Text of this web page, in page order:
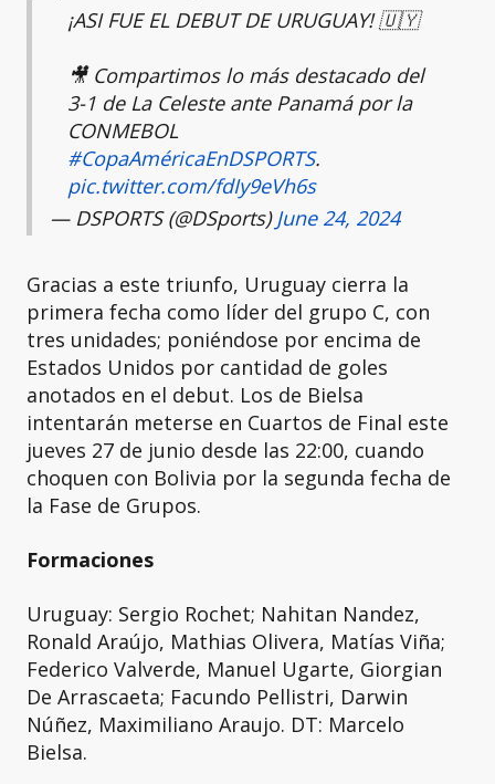
¡ASI FUE EL DEBUT DE URUGUAY! 🇺🇾
🎥 Compartimos lo más destacado del
3-1 de La Celeste ante Panamá por la
CONMEBOL
#CopaAméricaEnDSPORTS.
pic.twitter.com/fdIy9eVh6s
— DSPORTS (@DSports) June 24, 2024
Gracias a este triunfo, Uruguay cierra la
primera fecha como líder del grupo C, con
tres unidades; poniéndose por encima de
Estados Unidos por cantidad de goles
anotados en el debut. Los de Bielsa
intentarán meterse en Cuartos de Final este
jueves 27 de junio desde las 22:00, cuando
choquen con Bolivia por la segunda fecha de
la Fase de Grupos.
Formaciones
Uruguay: Sergio Rochet; Nahitan Nandez,
Ronald Araújo, Mathias Olivera, Matías Viña;
Federico Valverde, Manuel Ugarte, Giorgian
De Arrascaeta; Facundo Pellistri, Darwin
Núñez, Maximiliano Araujo. DT: Marcelo
Bielsa.